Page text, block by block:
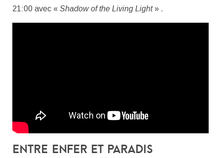
21:00 avec « Shadow of the Living Light» .
Entre Enfer et Paradis